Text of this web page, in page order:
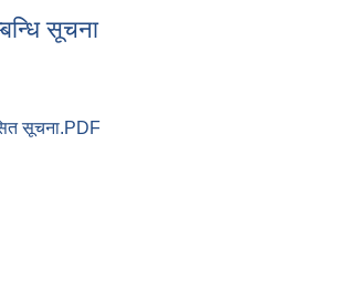
सूचना
सूचना.PDF